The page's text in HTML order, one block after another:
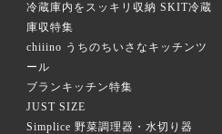
冷蔵庫内をスッキリ収納 SKIT冷蔵
庫収特集
chiiino うちのちいさなキッチンツ
ール
ブランキッチン特集
JUST SIZE
Simplice 野菜調理器・水切り器